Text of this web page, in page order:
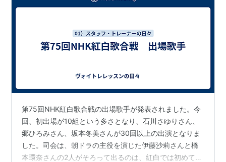
第75回NHK紅白歌合戦の出場歌手が発表されました。今
回、初出場が10組という多さとなり、石川さゆりさん、
郷ひろみさん、坂本冬美さんが30回以上の出演となりま
した。司会は、朝ドラの主役を演じた伊藤沙莉さんと橋
本環奈さんの2人がそろって出るのは、紅白では初めての